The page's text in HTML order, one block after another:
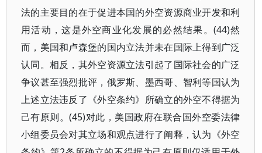
法的主要目的在于促进本国的外空资源商业开发和利
用活动，这是外空商业化发展的必然结果。(44)然
而，美国和卢森堡的国内立法并未在国际上得到广泛
认同。相反，其外空资源立法引起了国际社会的广泛
争议甚至强烈批评，俄罗斯、墨西哥、智利等国认为
上述立法违反了《外空条约》所确立的外空不得据为
己有原则。(45)对此，美国政府在联合国外空委法律
小组委员会对其立场和观点进行了阐释，认为《外空